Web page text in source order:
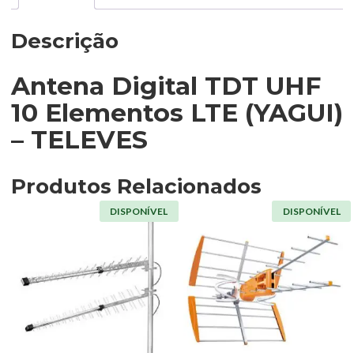
Descrição
Antena Digital TDT UHF
10 Elementos LTE (YAGUI)
– TELEVES
Produtos Relacionados
DISPONÍVEL DISPONÍVEL